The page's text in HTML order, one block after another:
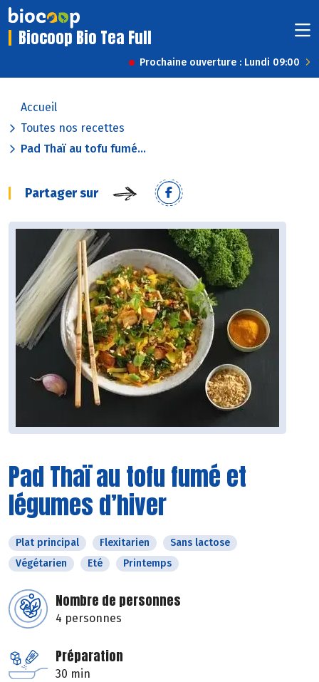
Biocoop Bio Tea Full
Prochaine ouverture : Lundi 09:00
Accueil
Toutes nos recettes
Pad Thaï au tofu fumé...
Partager sur
Pad Thaï au tofu fumé et
légumes d’hiver
Plat principal Flexitarien
Sans lactose
Végétarien
Eté Printemps
Nombre de personnes
4 personnes
Préparation
30 min